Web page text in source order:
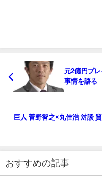
元2億円プ
事情を語る
巨人 菅野智之×丸佳浩 対談
おすすめの記事